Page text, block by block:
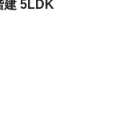
建 5LDK